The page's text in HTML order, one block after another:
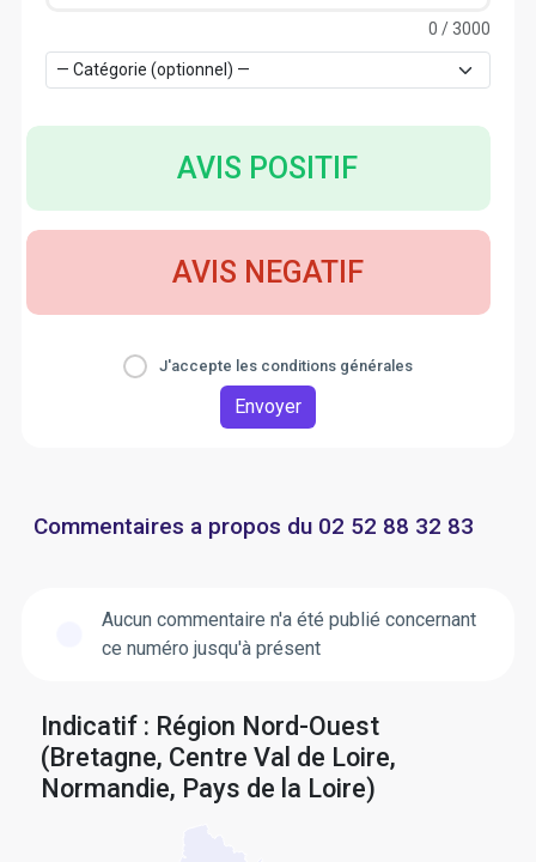
0 / 3000
AVIS POSITIF
AVIS NEGATIF
J'accepte les conditions générales
Envoyer
Commentaires a propos du 02 52 88 32 83
Aucun commentaire n'a été publié concernant
ce numéro jusqu'à présent
Indicatif : Région Nord-Ouest
(Bretagne, Centre Val de Loire,
Normandie, Pays de la Loire)